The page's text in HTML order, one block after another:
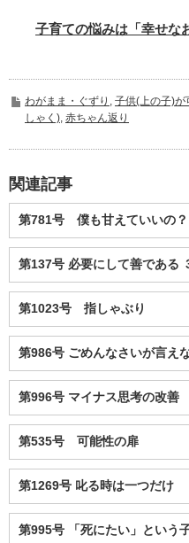
子育ての悩みは「幸せな
わがまま・ぐずり , 子供(上の子)が
しゃく), 赤ちゃん返り
関連記事
第781号 僕も甘えていいの？
第137号 必要にして善である
第1023号 指しゃぶり
第986号 ごめんなさいが言え
第996号 マイナス思考の改善
第535号 可能性の扉
第1269号 叱る時は一つだけ
第995号 「死にたい」という